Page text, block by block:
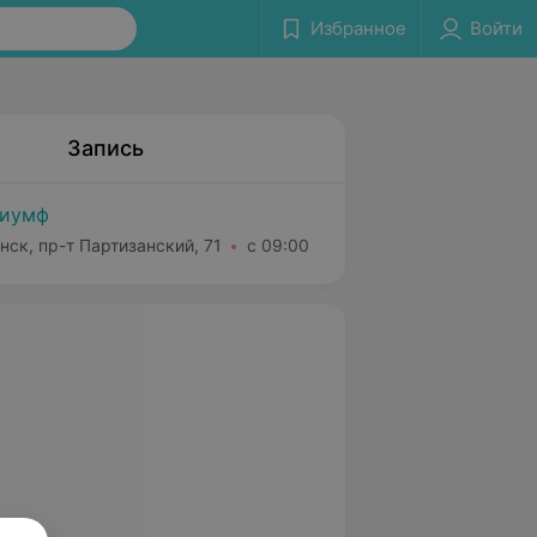
Избранное Войти
Запись
пр-т Партизанский, 71 с 09:00